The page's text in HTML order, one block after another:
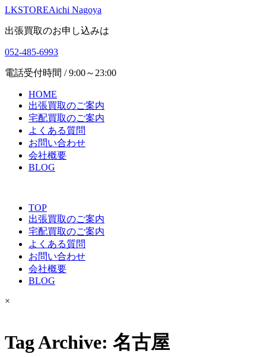
LKSTOREAichi Nagoya
出張買取のお申し込みは
052-485-6993
電話受付時間 / 9:00～23:00
HOME
出張買取のご案内
宅配買取のご案内
よくある質問
お問い合わせ
会社概要
BLOG
TOP
出張買取のご案内
宅配買取のご案内
よくある質問
お問い合わせ
会社概要
BLOG
×
Tag Archive: 名古屋